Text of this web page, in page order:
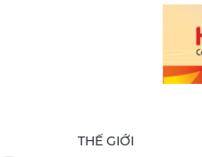
THẾ GIỚI